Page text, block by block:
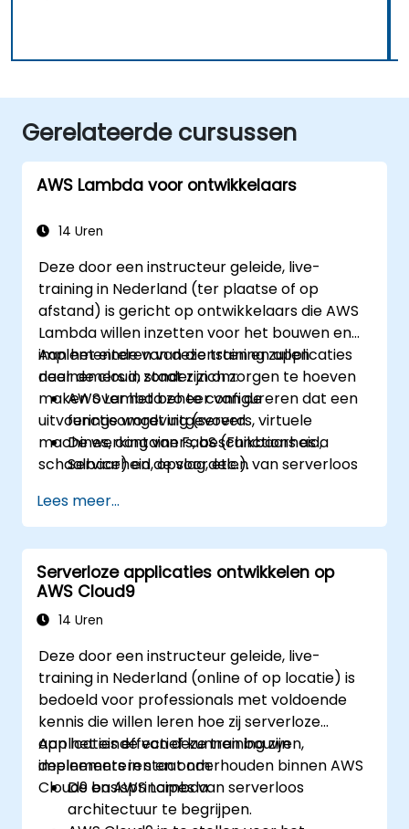
Gerelateerde cursussen
AWS Lambda voor ontwikkelaars
14 Uren
Deze door een instructeur geleide, live-
training in Nederland (ter plaatse of op
afstand) is gericht op ontwikkelaars die AWS
Lambda willen inzetten voor het bouwen en
implementeren van diensten en applicaties
naar de cloud, zonder zich zorgen te hoeven
maken over het beheer van de
uitvoeringsomgeving (servers, virtuele
machines, containers, beschikbaarheid,
schaalbaarheid, opslag, etc.).
Aan het einde van deze training zullen
deelnemers in staat zijn om:
AWS Lambda zo te configureren dat een
functie wordt uitgevoerd.
De werking van FaaS (Functions as a
Service) en de voordelen van serverloos
AWS Lambda-functies te bouwen,
uploaden en uitvoeren.
Lambda-functies te integreren met
verschillende eventbronnen.
Op basis van Lambda opgebouwde
applicaties in te pakken, te
debuggen.
Lees meer...
Serverloze applicaties ontwikkelen op
AWS Cloud9
14 Uren
Deze door een instructeur geleide, live-
training in Nederland (online of op locatie) is
bedoeld voor professionals met voldoende
kennis die willen leren hoe zij serverloze
applicaties effectief kunnen bouwen,
implementeren en onderhouden binnen AWS
Cloud9 en AWS Lambda.
Aan het einde van deze training zijn
deelnemers in staat om:
De basisprincipes van serverloos
architectuur te begrijpen.